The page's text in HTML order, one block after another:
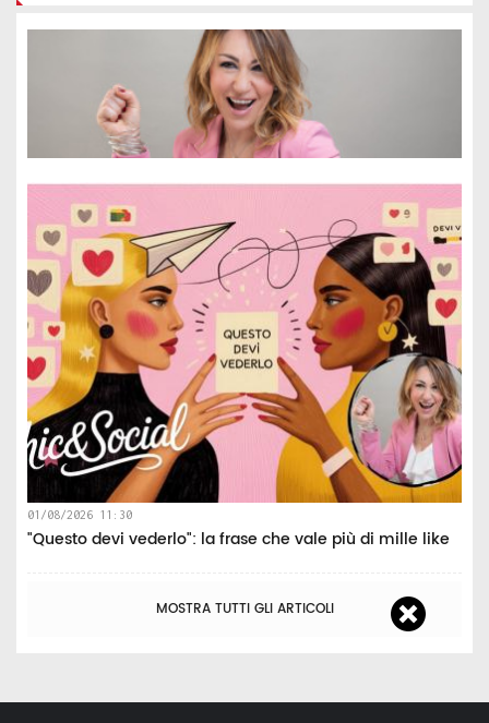
01/08/2026 11:30
"Questo devi vederlo": la frase che vale più di mille like
MOSTRA TUTTI GLI ARTICOLI